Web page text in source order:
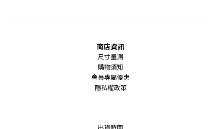
商店資訊
尺寸量測
購物須知
會員專屬優惠
隱私權政策